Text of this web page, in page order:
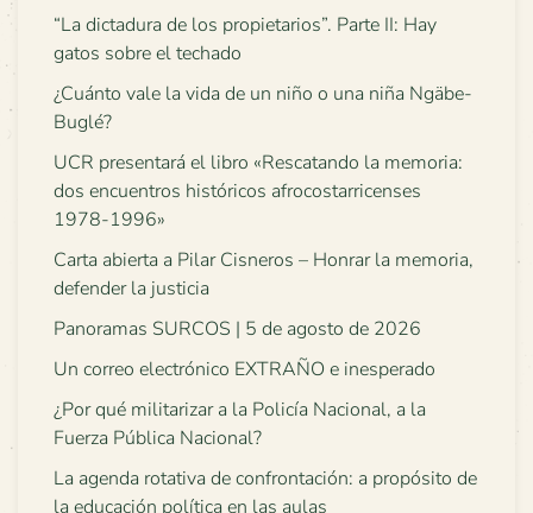
“La dictadura de los propietarios”. Parte II: Hay
gatos sobre el techado
¿Cuánto vale la vida de un niño o una niña Ngäbe-
Buglé?
UCR presentará el libro «Rescatando la memoria:
dos encuentros históricos afrocostarricenses
1978-1996»
Carta abierta a Pilar Cisneros – Honrar la memoria,
defender la justicia
Panoramas SURCOS | 5 de agosto de 2026
Un correo electrónico EXTRAÑO e inesperado
¿Por qué militarizar a la Policía Nacional, a la
Fuerza Pública Nacional?
La agenda rotativa de confrontación: a propósito de
la educación política en las aulas